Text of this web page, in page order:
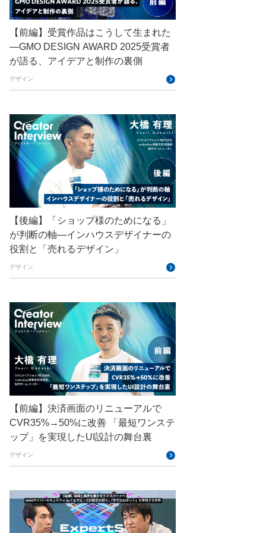
ConoHa VPS CSS CTF
Designship developer
DevRel DevSecOpsThon
EXPERT CROSS
GMO AI＆ロボティクス商事
GMO AIR GMO DESIGN AWARD
GMO Developers Day
GMO Developers Night
GMO Flatt Security
GMO GPUクラウド
GMO Hacking Night
GMOアドパートナーズ
GMOアドマーケティング
GMOインターネット
GMOインターネットグループ
GMOインターネットグループ陸上部
GMOグローバルサイン
GMOコネクト
GMOサイバーセキュリティ byイエラエ
GMOブランドセキュリティ
GMOペイメントゲートウェイ
【前編】受賞作品はこうして生まれた
—GMO DESIGN AWARD 2025受賞者
が語る、アイデアと制作の裏側
デザイン
【後編】「ショップ様のためになる」
が判断の軸―インハウスデザイナーの
役割と「売れるデザイン」
デザイン
【前編】決済画面のリニューアルで
CVR35%→50%に改善 「最短ワンステ
ップ」を実現したUI設計の舞台裏
デザイン